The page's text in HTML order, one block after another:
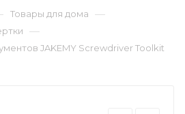
Товары для дома —
—
JAKEMY Screwdriver Toolkit